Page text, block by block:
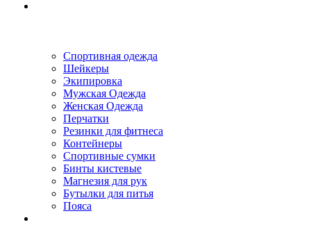
Спортивная одежда
Шейкеры
Экипировка
Мужская Одежда
Женская Одежда
Перчатки
Резинки для фитнеса
Контейнеры
Спортивные сумки
Бинты кистевые
Магнезия для рук
Бутылки для питья
Пояса